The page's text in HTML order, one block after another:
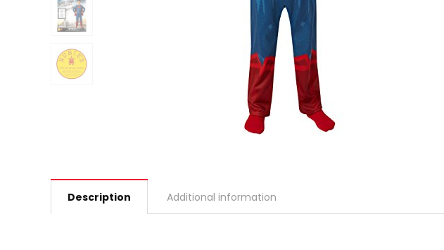
Description Additional information